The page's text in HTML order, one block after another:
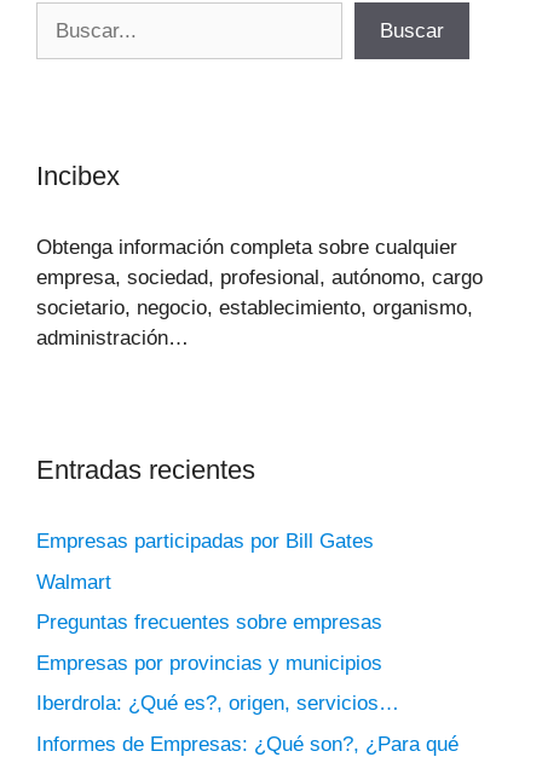
Buscar
Incibex
Obtenga información completa sobre cualquier
empresa, sociedad, profesional, autónomo, cargo
societario, negocio, establecimiento, organismo,
administración…
Entradas recientes
Empresas participadas por Bill Gates
Walmart
Preguntas frecuentes sobre empresas
Empresas por provincias y municipios
Iberdrola: ¿Qué es?, origen, servicios…
Informes de Empresas: ¿Qué son?, ¿Para qué